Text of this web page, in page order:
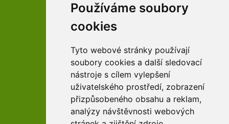
Používáme soubory
cookies
Tyto webové stránky používají
soubory cookies a další sledovací
nástroje s cílem vylepšení
uživatelského prostředí, zobrazení
přizpůsobeného obsahu a reklam,
analýzy návštěvnosti webových
Youtube kanál arboreta